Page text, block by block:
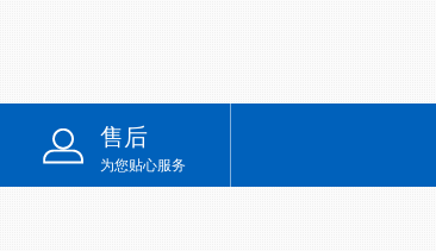
售后
为您贴心服务